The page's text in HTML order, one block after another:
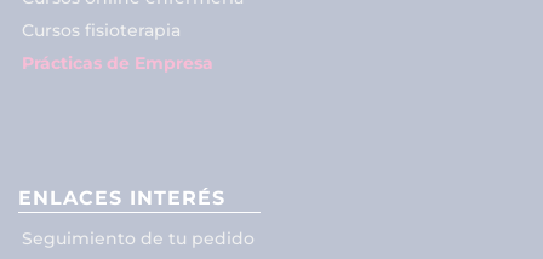
Cursos fisioterapia
Prácticas de Empresa
ENLACES INTERÉS
Seguimiento de tu pedido